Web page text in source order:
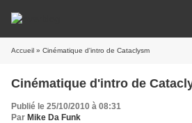
Accueil » Cinématique d'intro de Cataclysm
Cinématique d'intro de
Publié le 25/10/2010 à 08:31
Par Mike Da Funk